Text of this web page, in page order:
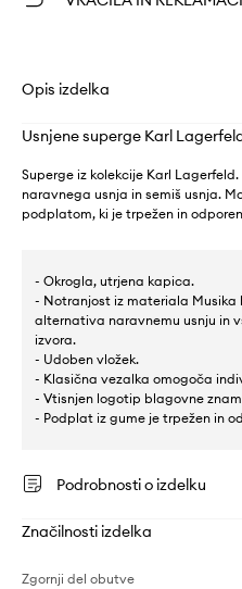
Opis izdelka
Usnjene superge Karl
Superge iz kolekcije Karl
naravnega usnja in semiš usnja.
podplatom, ki je trpežen in
- Okrogla, utrjena kapica.
- Notranjost iz materiala Musika
alternativa naravnemu usnju in
izvora.
- Udoben vložek.
- Klasična vezalka omogoča
- Vtisnjen logotip blagovne
- Podplat iz gume je trpežen in
Podrobnosti o izdelku
Značilnosti izdelka
Zgornji del obutve